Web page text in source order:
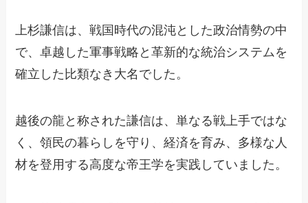
上杉謙信は、戦国時代の混沌とした政治情勢の中
で、卓越した軍事戦略と革新的な統治システムを
確立した比類なき大名でした。
越後の龍と称された謙信は、単なる戦上手ではな
く、領民の暮らしを守り、経済を育み、多様な人
材を登用する高度な帝王学を実践していました。